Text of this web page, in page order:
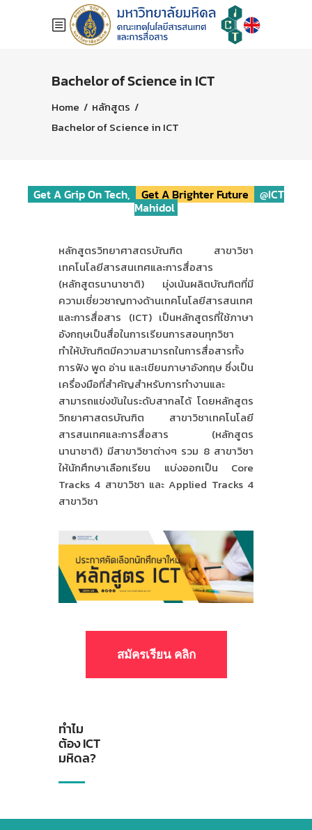
Bachelor of Science in ICT
Home / หลักสูตร /
Bachelor of Science in ICT
Get A Grip On Tech, Get A Brighter Future @ICT
Mahidol
หลักสูตรวิทยาศาสตรบัณฑิต สาขาวิชา
เทคโนโลยีสารสนเทศและการสื่อสาร
(หลักสูตรนานาชาติ) มุ่งเน้นผลิตบัณฑิตที่มี
ความเชี่ยวชาญทางด้านเทคโนโลยีสารสนเทศ
และการสื่อสาร (ICT) เป็นหลักสูตรที่ใช้ภาษา
อังกฤษเป็นสื่อในการเรียนการสอนทุกวิชา
ทำให้บัณฑิตมีความสามารถในการสื่อสารทั้ง
การฟัง พูด อ่าน และเขียนภาษาอังกฤษ ซึ่งเป็น
เครื่องมือที่สำคัญสำหรับการทำงานและ
สามารถแข่งขันในระดับสากลได้ โดยหลักสูตร
วิทยาศาสตรบัณฑิต สาขาวิชาเทคโนโลยี
สารสนเทศและการสื่อสาร (หลักสูตร
นานาชาติ) มีสาขาวิชาต่างๆ รวม 8 สาขาวิชา
ให้นักศึกษาเลือกเรียน แบ่งออกเป็น Core
Tracks 4 สาขาวิชา และ Applied Tracks 4
สาขาวิชา
สมัครเรียน คลิก
ทำไม
ต้อง ICT
มหิดล?